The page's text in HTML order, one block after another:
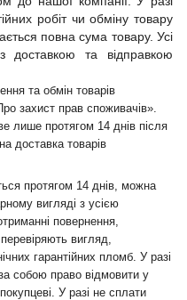
робіт чи обміну товару
повна сума товару. Усі
доставкою та відправкою
та обмін товарів
захист прав споживачів».
лише протягом 14 днів після
доставка товарів
протягом 14 днів, можна
вигляді з усією
повернення,
вигляд,
гарантійних пломб. У разі
собою право відмовити у
У разі не сплати